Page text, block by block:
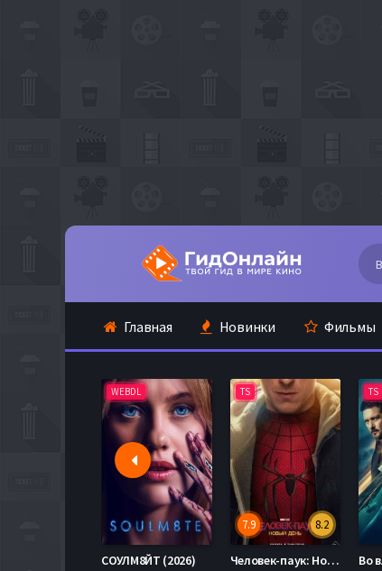
Главная Новинки Фильмы
WEBDL
СОУЛМ8ЙТ (2026)
TS
8.2
7.9
Человек-паук: Новый день (2026)
TS